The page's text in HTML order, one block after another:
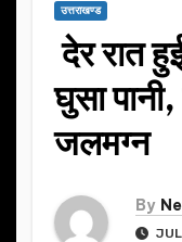
उत्तराखण्ड
देर रात
घुसा
जलमग्न
By